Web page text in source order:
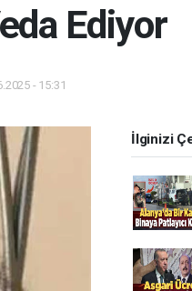
Ediyor
- 15:31
İlginizi